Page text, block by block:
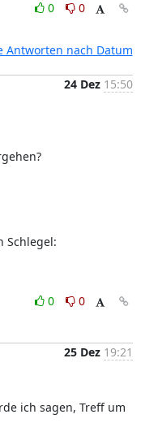
0
0
Antworten nach Datum
24 Dez 15:50
Schlegel:
0
0
25 Dez 19:21
ich sagen, Treff um